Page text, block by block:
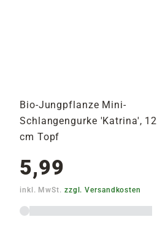
Bio-Jungpflanze Mini-
Schlangengurke 'Katrina', 12
cm Topf
5,99
inkl. MwSt. zzgl. Versandkosten